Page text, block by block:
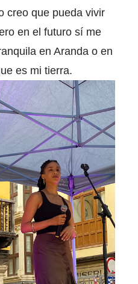
creo que pueda vivir
en el futuro sí me
en Aranda o en
es mi tierra.